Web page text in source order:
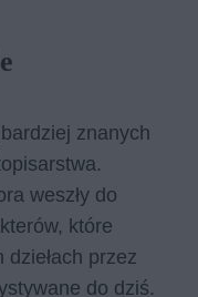
znanych
weszły do
które
dziełach przez
do dziś.